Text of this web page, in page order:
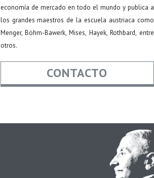
economía de mercado en todo el mundo y publica a
los grandes maestros de la escuela austriaca como
Menger, Böhm-Bawerk, Mises, Hayek, Rothbard, entre
otros.
CONTACTO